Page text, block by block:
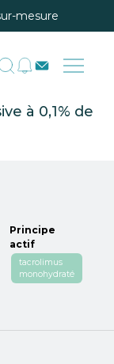
mesure
à 0,1% de
Principe
actif
tacrolimus
monohydraté